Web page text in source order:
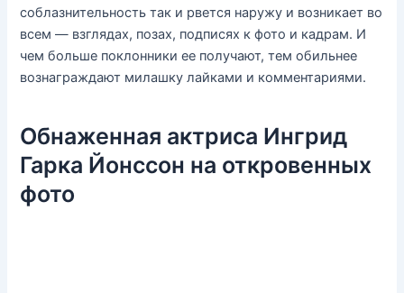
соблазнительность так и рвется наружу и возникает во
всем — взглядах, позах, подписях к фото и кадрам. И
чем больше поклонники ее получают, тем обильнее
вознаграждают милашку лайками и комментариями.
Обнаженная актриса Ингрид
Гарка Йонссон на откровенных
фото